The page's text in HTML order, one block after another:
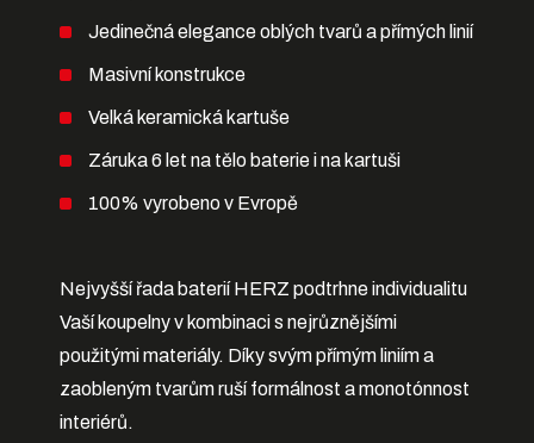
Jedinečná elegance oblých tvarů a přímých linií
Masivní konstrukce
Velká keramická kartuše
Záruka 6 let na tělo baterie i na kartuši
100% vyrobeno v Evropě
Nejvyšší řada baterií HERZ podtrhne individualitu
Vaší koupelny v kombinaci s nejrůznějšími
použitými materiály. Díky svým přímým liniím a
zaobleným tvarům ruší formálnost a monotónnost
interiérů.